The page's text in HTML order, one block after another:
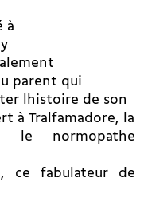
à
parent qui
lhistoire de son
à Tralfamadore, la
le normopathe
ce fabulateur de